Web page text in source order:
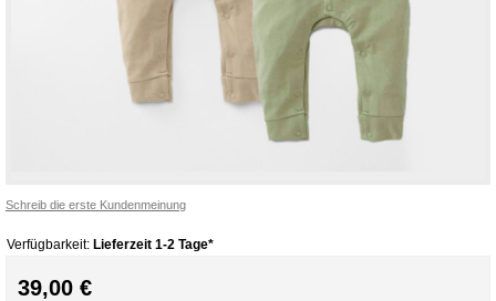
Schreib die erste Kundenmeinung
Verfügbarkeit: Lieferzeit 1-2 Tage*
39,00 €